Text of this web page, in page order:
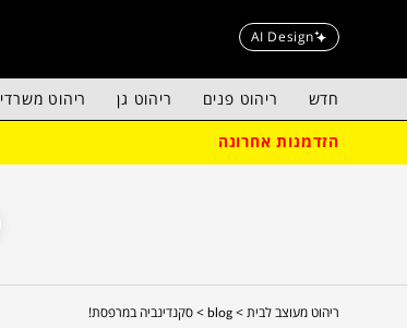
AI Design
חדש ריהוט פנים ריהוט גן ריהוט משרדי
הזדמנות אחרונה
ריהוט מעוצב לבית >blog > סקנדינביה במרפסת!